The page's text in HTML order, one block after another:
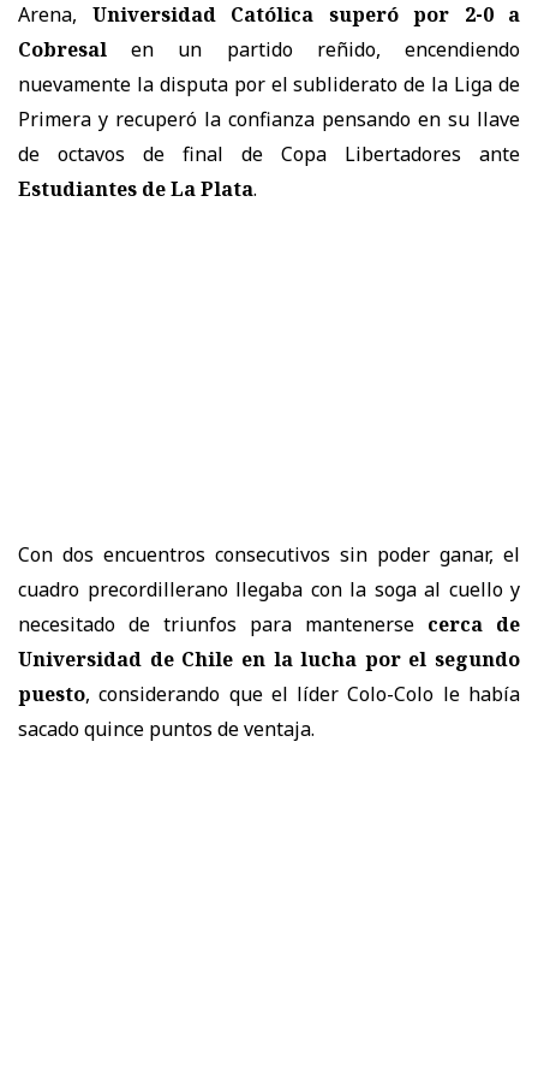
Arena, Universidad Católica superó por 2-0 a
Cobresal en un partido reñido, encendiendo
nuevamente la disputa por el subliderato de la Liga de
Primera y recuperó la confianza pensando en su llave
de octavos de final de Copa Libertadores ante
Estudiantes de La Plata.
Con dos encuentros consecutivos sin poder ganar, el
cuadro precordillerano llegaba con la soga al cuello y
necesitado de triunfos para mantenerse cerca de
Universidad de Chile en la lucha por el segundo
puesto, considerando que el líder Colo-Colo le había
sacado quince puntos de ventaja.